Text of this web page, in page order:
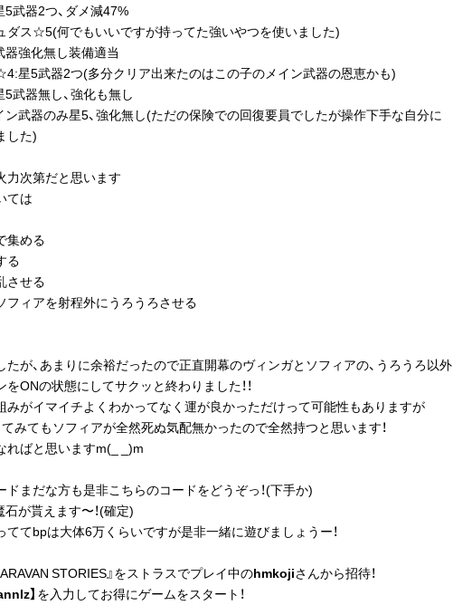
武器2つ、ダメ減47%
ダス☆5(何でもいいですが持ってた強いやつを使いました)
強化無し装備適当
星5武器2つ(多分クリア出来たのはこの子のメイン武器の恩恵かも)
武器無し、強化も無し
武器のみ星5、強化無し(ただの保険での回復要員でしたが操作下手な自分に
した)
力次第だと思います
ては
集める
る
させる
フィアを射程外にうろうろさせる
たが、あまりに余裕だったので正直開幕のヴィンガとソフィアの、うろうろ以外
ONの状態にしてサクッと終わりました！！
みがイマイチよくわかってなく運が良かっただけって可能性もありますが
みてもソフィアが全然死ぬ気配無かったので全然持つと思います！
ればと思いますm(_ _)m
ドまだな方も是非こちらのコードをどうぞっ！(下手か)
が貰えます〜！(確定)
ててbpは大体6万くらいですが是非一緒に遊びましょうー！
STORIES』をストラスでプレイ中のhmkojiさんから招待！
】 を入力してお得にゲームをスタート！